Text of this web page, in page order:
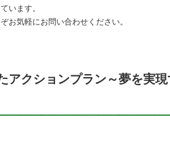
います。
お気軽にお問い合わせください。
アクションプラン～夢を実